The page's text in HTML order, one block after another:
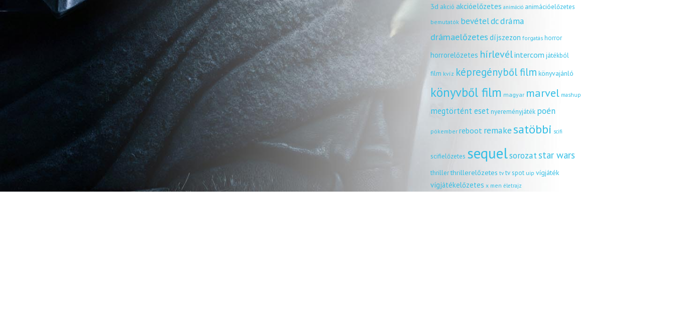
3d akció akcióelőzetes animáció animációelőzetes
bemutatók bevételdcdráma
drámaelőzetes díjszezon forgatás horror
horrorelőzetes hírlevélintercom játékból
film kvíz képregényből film könyvajánló
könyvből film magyar marvel mashup
megtörtént esetnyereményjáték poén
pókember reboot remakesatöbbi scifi
scifielőzetes sequelsorozatstar wars
thrillerthrillerelőzetes tv tv spot uip vígjáték
vígjátékelőzetes x men életrajz